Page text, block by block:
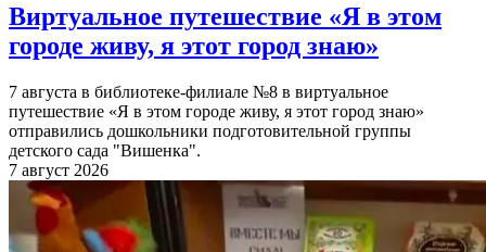
Виртуальное путешествие «Я в этом
городе живу, я этот город знаю»
7 августа в библиотеке-филиале №8 в виртуальное
путешествие «Я в этом городе живу, я этот город знаю»
отправились дошкольники подготовительной группы
детского сада "Вишенка".
7 август 2026